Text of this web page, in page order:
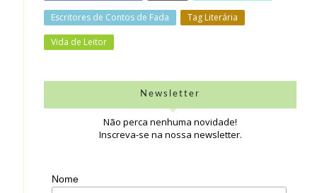
Escritores de Contos de Fada Tag Literária
Vida de Leitor
Newsletter
Não perca nenhuma novidade!
Inscreva-se na nossa newsletter.
Nome